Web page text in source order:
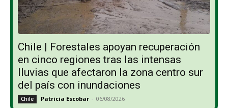
Chile | Forestales apoyan recuperación
en cinco regiones tras las intensas
lluvias que afectaron la zona centro sur
del país con inundaciones
Chile Patricia Escobar - 06/08/2026